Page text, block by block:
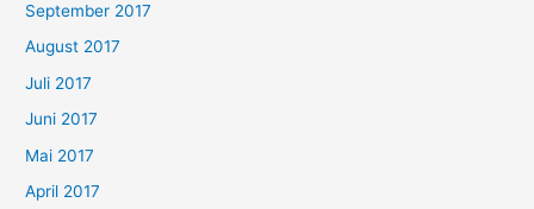
September 2017
August 2017
Juli 2017
Juni 2017
Mai 2017
April 2017